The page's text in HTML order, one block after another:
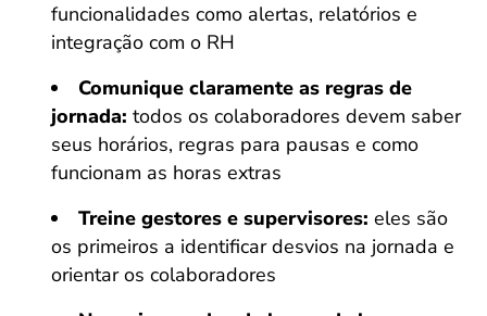
funcionalidades como alertas, relatórios e
integração com o RH
Comunique claramente as regras de
jornada: todos os colaboradores devem saber
seus horários, regras para pausas e como
funcionam as horas extras
Treine gestores e supervisores: eles são
os primeiros a identificar desvios na jornada e
orientar os colaboradores